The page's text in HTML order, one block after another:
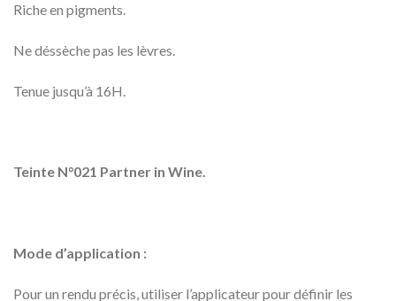
Riche en pigments.
Ne déssèche pas les lèvres.
Tenue jusqu’à 16H.
Teinte N°021 Partner in Wine.
Mode d’application :
Pour un rendu précis, utiliser l’applicateur pour définir les